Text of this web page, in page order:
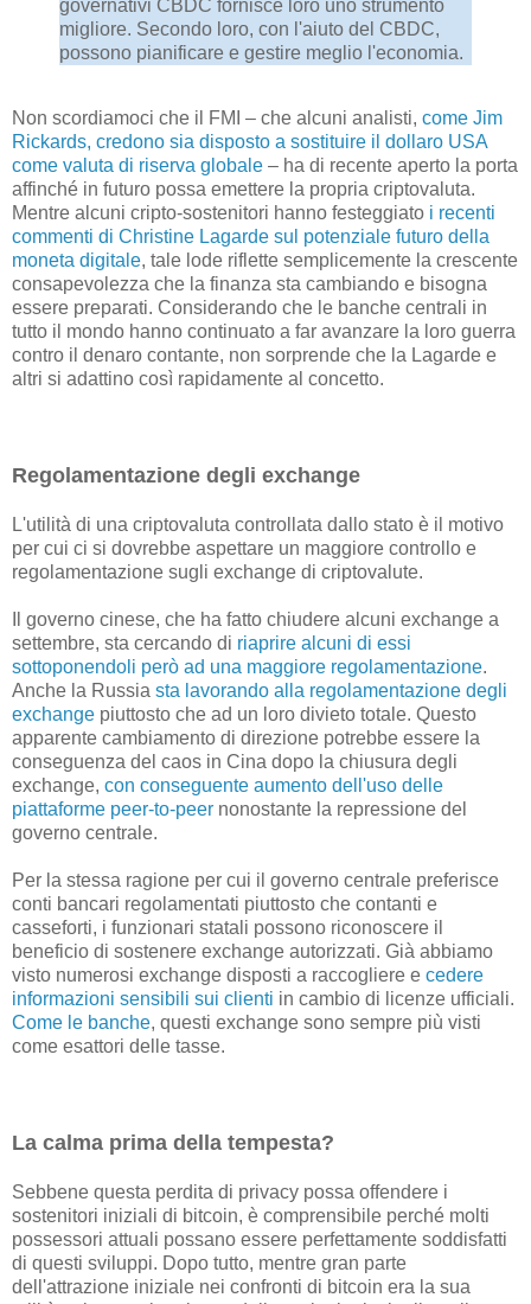
governativi CBDC fornisce loro uno strumento
migliore. Secondo loro, con l'aiuto del CBDC,
possono pianificare e gestire meglio l'economia.
Non scordiamoci che il FMI – che alcuni analisti, come Jim
Rickards, credono sia disposto a sostituire il dollaro USA
come valuta di riserva globale – ha di recente aperto la porta
affinché in futuro possa emettere la propria criptovaluta.
Mentre alcuni cripto-sostenitori hanno festeggiato i recenti
commenti di Christine Lagarde sul potenziale futuro della
moneta digitale, tale lode riflette semplicemente la crescente
consapevolezza che la finanza sta cambiando e bisogna
essere preparati. Considerando che le banche centrali in
tutto il mondo hanno continuato a far avanzare la loro guerra
contro il denaro contante, non sorprende che la Lagarde e
altri si adattino così rapidamente al concetto.
Regolamentazione degli exchange
L'utilità di una criptovaluta controllata dallo stato è il motivo
per cui ci si dovrebbe aspettare un maggiore controllo e
regolamentazione sugli exchange di criptovalute.
Il governo cinese, che ha fatto chiudere alcuni exchange a
settembre, sta cercando di riaprire alcuni di essi
sottoponendoli però ad una maggiore regolamentazione.
Anche la Russia sta lavorando alla regolamentazione degli
exchange piuttosto che ad un loro divieto totale. Questo
apparente cambiamento di direzione potrebbe essere la
conseguenza del caos in Cina dopo la chiusura degli
exchange, con conseguente aumento dell'uso delle
piattaforme peer-to-peer nonostante la repressione del
governo centrale.
Per la stessa ragione per cui il governo centrale preferisce
conti bancari regolamentati piuttosto che contanti e
casseforti, i funzionari statali possono riconoscere il
beneficio di sostenere exchange autorizzati. Già abbiamo
visto numerosi exchange disposti a raccogliere e cedere
informazioni sensibili sui clienti in cambio di licenze ufficiali.
Come le banche, questi exchange sono sempre più visti
come esattori delle tasse.
La calma prima della tempesta?
Sebbene questa perdita di privacy possa offendere i
sostenitori iniziali di bitcoin, è comprensibile perché molti
possessori attuali possano essere perfettamente soddisfatti
di questi sviluppi. Dopo tutto, mentre gran parte
dell'attrazione iniziale nei confronti di bitcoin era la sua